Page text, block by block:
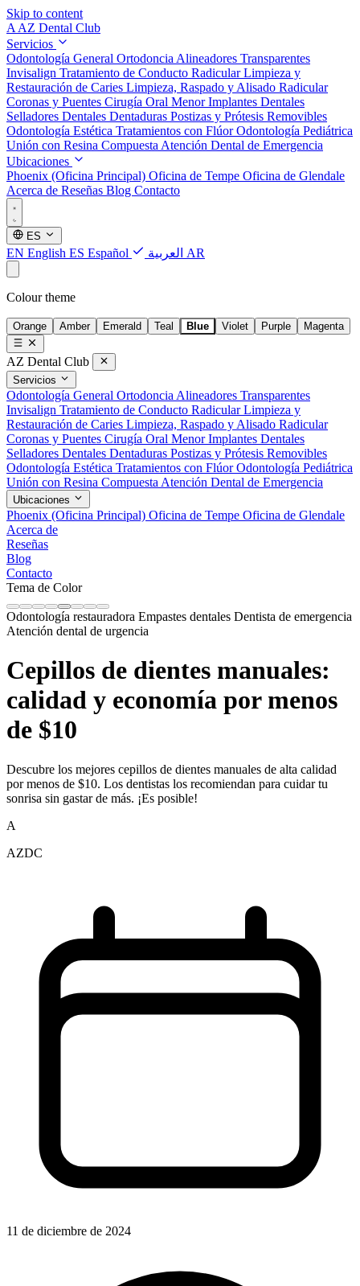
Skip to content
A AZ Dental Club
Servicios
Odontología General Ortodoncia Alineadores Transparentes
Invisalign Tratamiento de Conducto RadicularLimpieza y
Restauración de Caries Limpieza, Raspado y Alisado Radicular
Coronas y Puentes Cirugía Oral MenorImplantes Dentales
Selladores Dentales Dentaduras Postizas y Prótesis Removibles
Odontología Estética Tratamientos con FlúorOdontología Pediátrica
Unión con Resina Compuesta Atención Dental de Emergencia
Ubicaciones
Phoenix (Oficina Principal) Oficina de Tempe Oficina de Glendale
Acerca de Reseñas Blog Contacto
ES
EN English ES Español AR العربية
Colour theme
Orange Amber Emerald Teal Blue Violet Purple Magenta
AZ Dental Club
Servicios
Odontología General Ortodoncia Alineadores Transparentes
Invisalign Tratamiento de Conducto RadicularLimpieza y
Restauración de Caries Limpieza, Raspado y Alisado Radicular
Coronas y Puentes Cirugía Oral MenorImplantes Dentales
Selladores Dentales Dentaduras Postizas y Prótesis Removibles
Odontología Estética Tratamientos con FlúorOdontología Pediátrica
Unión con Resina Compuesta Atención Dental de Emergencia
Ubicaciones
Phoenix (Oficina Principal) Oficina de Tempe Oficina de Glendale
Acerca de
Reseñas
Blog
Contacto
Tema de Color
Odontología restauradora Empastes dentales Dentista de emergencia
Atención dental de urgencia
Cepillos de dientes manuales:
calidad y economía por menos
de $10
Descubre los mejores cepillos de dientes manuales de alta calidad
por menos de $10. Los dentistas los recomiendan para cuidar tu
sonrisa sin gastar de más. ¡Es posible!
A
AZDC
11 de diciembre de 2024